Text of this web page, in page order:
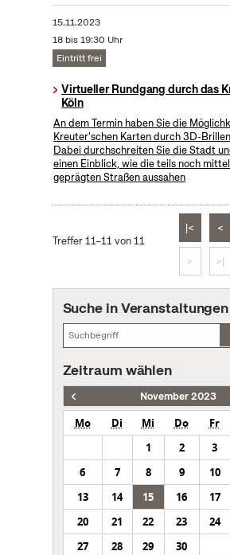
15.11.2023
18 bis 19:30 Uhr
Eintritt frei
Virtueller Rundgang durch das
Köln
An dem Termin haben Sie die
Kreuter'schen Karten durch 3D-
Dabei durchschreiten Sie die Stadt
einen Einblick, wie die teils noch
geprägten Straßen aussahen
Treffer 11–11 von 11
|< <
> >|
Suche in Veranstaltungen
Zeitraum wählen
November 2023
Mo Di Mi Do Fr
1
2 3
6
7 8 9 10
13
14 15 16 17
20
21 22 23 24
27
28 29 30